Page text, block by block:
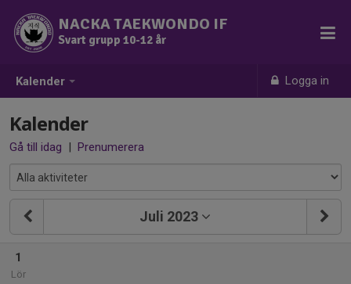
Kalender Logga in
NACKA TAEKWONDO IF
Svart grupp 10-12 år
Kalender
Gå till idag | Prenumerera
Juli 2023
1
Lör